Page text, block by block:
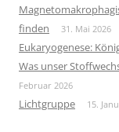
finden
31. Mai 2026
Eukaryogenese:
Was unser
Februar 2026
Lichtgruppe 15.